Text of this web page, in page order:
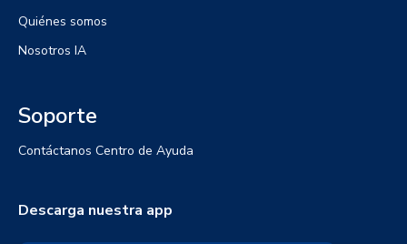
Quiénes somos
Nosotros IA
Soporte
Contáctanos Centro de Ayuda
Descarga nuestra app